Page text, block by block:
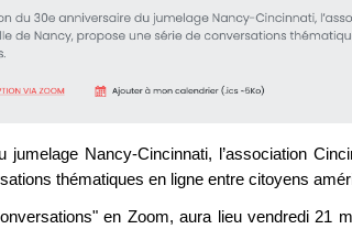
jumelage Nancy-Cincinnati, l’association
thématiques en ligne entre citoyens
en Zoom, aura lieu vendredi 21